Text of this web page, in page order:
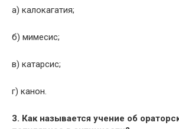
а) калокагатия;
б) мимесис;
в) катарсис;
г) канон.
3. Как называется учение об